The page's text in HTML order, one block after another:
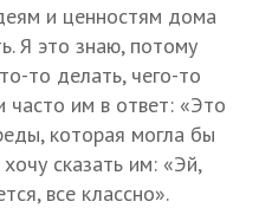
и ценностям дома
Я это знаю, потому
то делать, чего-то
часто им в ответ: «Это
которая могла бы
сказать им: «Эй,
все классно».